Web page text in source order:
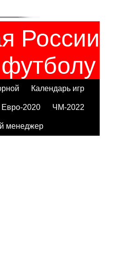
России
Календарь игр
Евро-2020 ЧМ-2022
менеджер